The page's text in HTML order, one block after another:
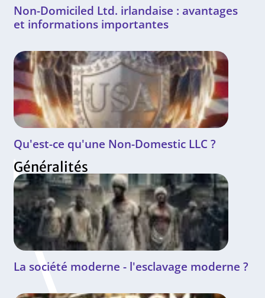
Non-Domiciled Ltd. irlandaise : avantages
et informations importantes
Qu'est-ce qu'une Non-Domestic LLC ?
Généralités
La société moderne - l'esclavage moderne ?